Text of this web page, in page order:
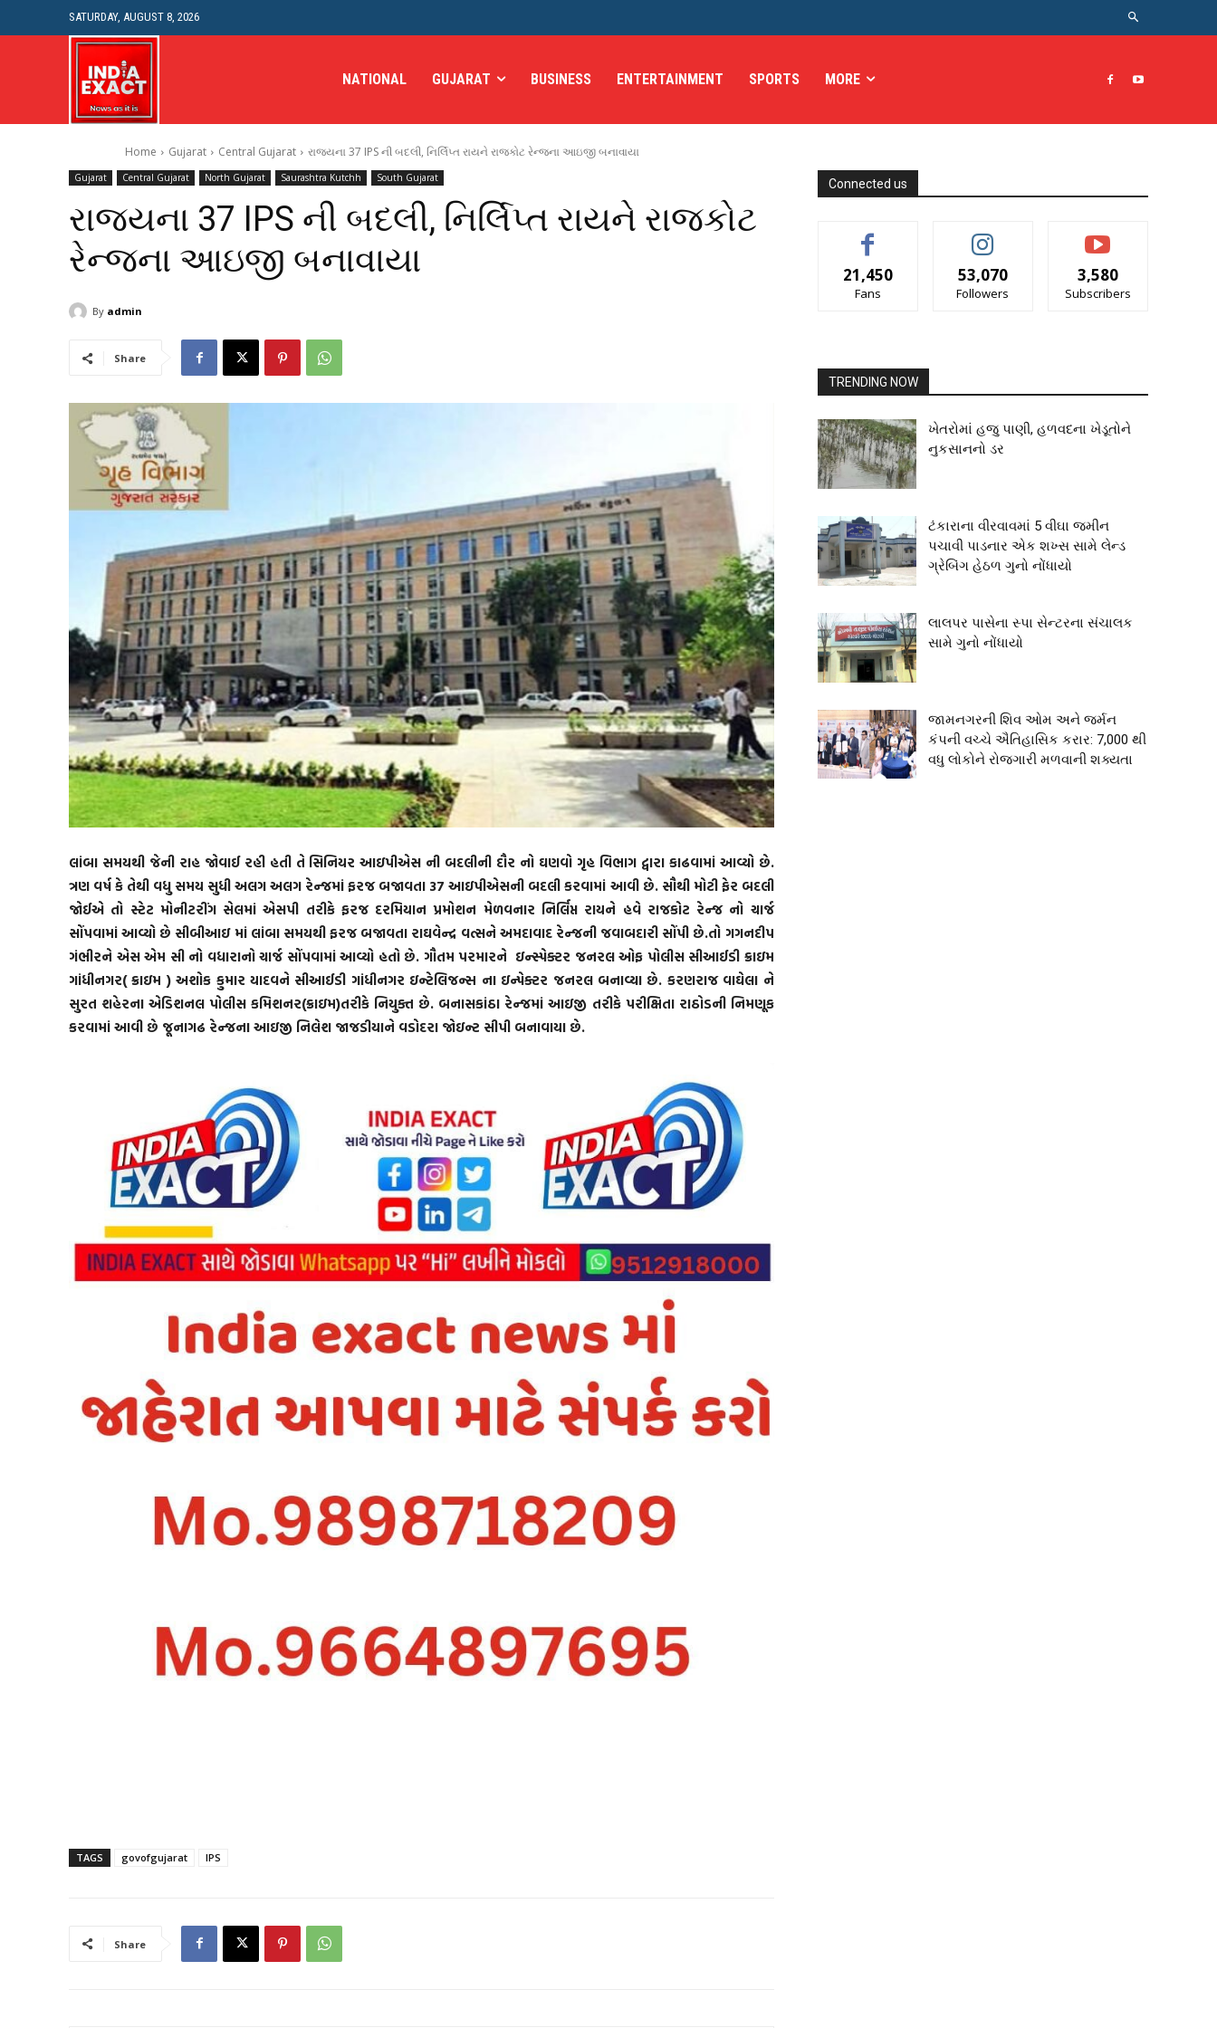
SATURDAY, AUGUST 8, 2026
NATIONAL GUJARAT BUSINESS ENTERTAINMENT SPORTS MORE
Home Gujarat Central Gujarat રાજ્યના 37 IPS ની બદલી, નિર્લિપ્ત રાયને રાજકોટ રેન્જના આઇજી બનાવાયા
Gujarat Central Gujarat North Gujarat Saurashtra Kutchh South Gujarat
રાજ્યના 37 IPS ની બદલી, નિર્લિપ્ત રાયને રાજકોટ
રેન્જના આઇજી બનાવાયા
By admin
Share
લાંબા સમયથી જેની રાહ જોવાઈ રહી હતી તે સિનિયર આઇપીએસ ની બદલીની દૌર નો ઘણવો ગૃહ વિભાગ દ્વારા કાઢવામાં આવ્યો છે.
ત્રણ વર્ષ કે તેથી વધુ સમય સુધી અલગ અલગ રેન્જમાં ફરજ બજાવતા 37 આઇપીએસની બદલી કરવામાં આવી છે. સૌથી મોટી ફેર બદલી
જોઈએ તો સ્ટેટ મોનીટરીંગ સેલમાં એસપી તરીકે ફરજ દરમિયાન પ્રમોશન મેળવનાર નિર્લિપ્ત રાયને હવે રાજકોટ રેન્જ નો ચાર્જ
સોંપવામાં આવ્યો છે સીબીઆઇ માં લાંબા સમયથી ફરજ બજાવતા રાઘવેન્દ્ર વત્સને અમદાવાદ રેન્જની જવાબદારી સોંપી છે.તો ગગનદીપ
ગંભીરને એસ એમ સી નો વધારાનો ચાર્જ સોંપવામાં આવ્યો હતો છે. ગૌતમ પરમારને ઇન્સ્પેક્ટર જનરલ ઓફ પોલીસ સીઆઈડી ક્રાઇમ
ગાંધીનગર( ક્રાઇમ ) અશોક કુમાર યાદવને સીઆઈડી ગાંધીનગર ઇન્ટેલિજન્સ ના ઇન્પેક્ટર જનરલ બનાવ્યા છે. કરણરાજ વાઘેલા ને
સુરત શહેરના એડિશનલ પોલીસ કમિશનર(ક્રાઇમ)તરીકે નિયુક્ત છે. બનાસકાંઠા રેન્જમાં આઇજી તરીકે પરીક્ષિતા રાઠોડની નિમણૂક
કરવામાં આવી છે જૂનાગઢ રેન્જના આઇજી નિલેશ જાજડીયાને વડોદરા જોઇન્ટ સીપી બનાવાયા છે.
TAGS govofgujarat IPS
Share
Connected us
21,450
Fans
53,070
Followers
3,580
Subscribers
TRENDING NOW
ખેતરોમાં હજુ પાણી, હળવદના ખેડૂતોને
નુકસાનનો ડર
ટંકારાના વીરવાવમાં 5 વીઘા જમીન
પચાવી પાડનાર એક શખ્સ સામે લેન્ડ
ગ્રેબિંગ હેઠળ ગુનો નોંધાયો
લાલપર પાસેના સ્પા સેન્ટરના સંચાલક
સામે ગુનો નોંધાયો
જામનગરની શિવ ઓમ અને જર્મન
કંપની વચ્ચે ઐતિહાસિક કરાર: 7,000 થી
વધુ લોકોને રોજગારી મળવાની શક્યતા